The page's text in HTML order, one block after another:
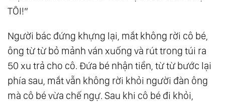
TÔI!”
Người bác đứng khựng lại, mắt không rời cô bé,
ông từ từ bỏ mảnh ván xuống và rút trong túi ra
50 xu trả cho cô. Đứa bé nhận tiền, từ từ bước lại
phía sau, mắt vẫn không rời khỏi người đàn ông
mà cô bé vừa chế ngự. Sau khi cô bé đi khỏi,